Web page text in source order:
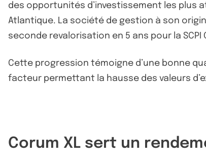
des opportunités d’investissement les plus
Atlantique. La société de gestion à son
seconde revalorisation en 5 ans pour la
Cette progression témoigne d’une bonne
facteur permettant la hausse des valeurs
Corum XL sert un